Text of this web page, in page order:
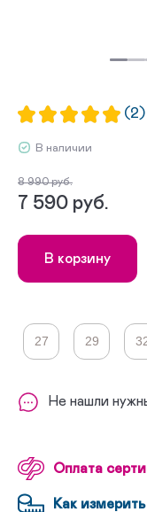
(2)
В наличии
8 990 руб.
7 590 руб.
В корзину
27 29
Не нашли
Оплата
Как